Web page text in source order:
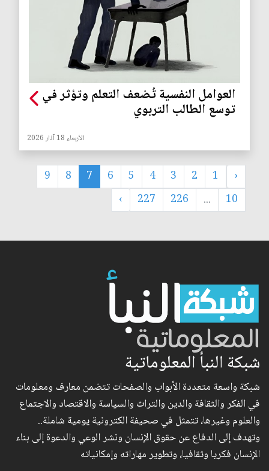
العوامل النفسية تُضعف التعلم وتؤثر في
توسع الطالب التربوي
الأربعاء 18 آذار 2026
‹
1
2
3
4
5
6
7
8
9
10
...
226
227
›
شبكة النبأ المعلوماتية
شبكة واسعة متعددة الأبواب والصفحات تتضمن معارف ومعلومات
في الفكر والثقافة والدين والتراث والسياسة والاقتصاد والاجتماع
والعلوم وغيرها، تتمثل في صحيفة الكترونية يومية شاملة..
وتهدف إلى الدفاع عن حقوق الإنسان ونشر الوعي والدعوة إلى بناء
الإنسان فكريا وثقافيا، وتطوير مهاراته وإمكانياته